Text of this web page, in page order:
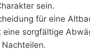
sein.
für eine
sorgfältige